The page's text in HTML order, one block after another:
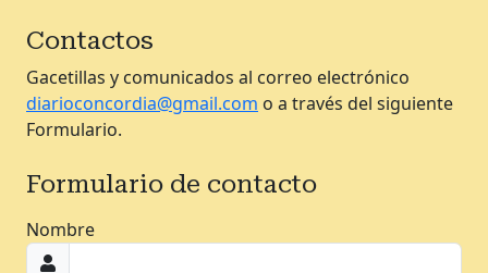
Contactos
Gacetillas y comunicados al correo electrónico
diarioconcordia@gmail.com o a través del siguiente
Formulario.
Formulario de contacto
Nombre